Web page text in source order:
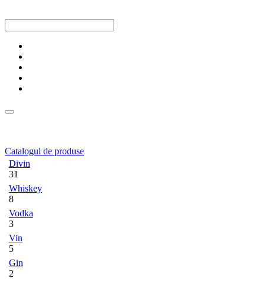
Catalogul de produse
Divin
31
Whiskey
8
Vodka
3
Vin
5
Gin
2